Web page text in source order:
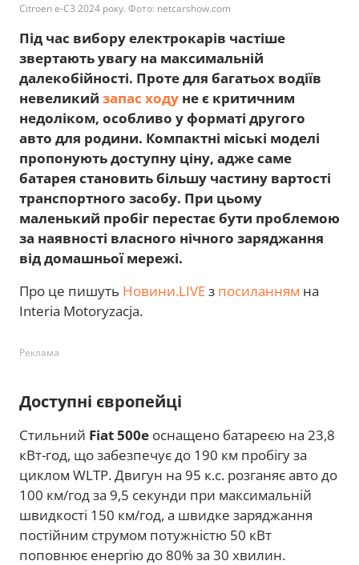
Citroen e-C3 2024 року. Фото: netcarshow.com
Під час вибору електрокарів частіше
звертають увагу на максимальній
далекобійності. Проте для багатьох водіїв
невеликий запас ходу не є критичним
недоліком, особливо у форматі другого
авто для родини. Компактні міські моделі
пропонують доступну ціну, адже саме
батарея становить більшу частину вартості
транспортного засобу. При цьому
маленький пробіг перестає бути проблемою
за наявності власного нічного заряджання
від домашньої мережі.
Про це пишуть Новини.LIVEз посиланням на
Interia Motoryzacja.
Реклама
Доступні європейці
Стильний Fiat 500e оснащено батареєю на 23,8
кВт-год, що забезпечує до 190 км пробігу за
циклом WLTP. Двигун на 95 к.с. розганяє авто до
100 км/год за 9,5 секунди при максимальній
швидкості 150 км/год, а швидке заряджання
постійним струмом потужністю 50 кВт
поповнює енергію до 80% за 30 хвилин.